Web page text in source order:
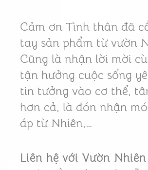
Cảm ơn Tình thân đã
tay sản phẩm từ vườn
Cũng là nhận lời mời
tận hưởng cuộc sống
tin tưởng vào cơ thể,
hơn cả, là đón nhận
áp từ Nhiên,…
Liên hệ với Vườn Nhiên